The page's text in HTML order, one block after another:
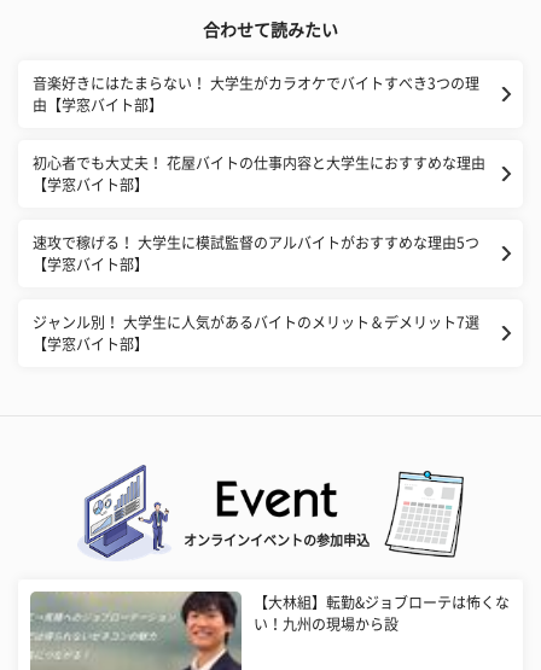
合わせて読みたい
音楽好きにはたまらない！ 大学生がカラオケでバイトすべき3つの理
由【学窓バイト部】
初心者でも大丈夫！ 花屋バイトの仕事内容と大学生におすすめな理由
【学窓バイト部】
速攻で稼げる！ 大学生に模試監督のアルバイトがおすすめな理由5つ
【学窓バイト部】
ジャンル別！ 大学生に人気があるバイトのメリット＆デメリット7選
【学窓バイト部】
オンラインイベントの参加申込
【大林組】転勤&ジョブローテは怖くな
い！九州の現場から設